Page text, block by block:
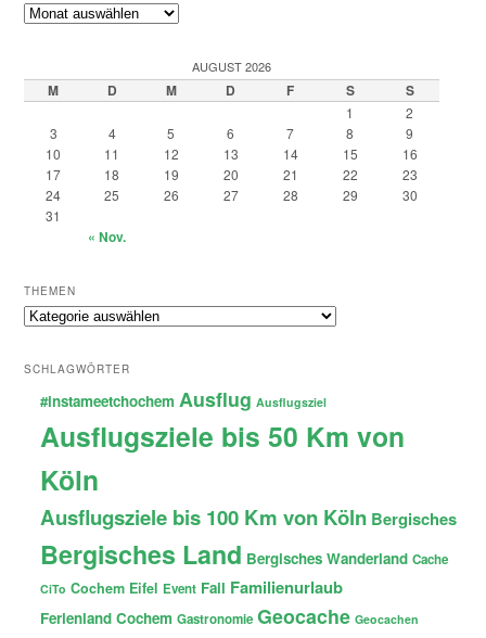
Archiv
AUGUST 2026
M D M D F S S
1
2
3
4 5 6 7 8
9
10
11 12 13 14 15
16
17
18 19 20 21 22
23
24
25 26 27 28 29
30
31
« Nov.
THEMEN
Themen
SCHLAGWÖRTER
#instameetchochem Ausflug Ausflugsziel
Ausflugsziele bis 50 Km von
Köln
Ausflugsziele bis 100 Km von Köln Bergisches
Bergisches Land Bergisches Wanderland Cache
CiTo Cochem Eifel Event Fail Familienurlaub
Ferienland Cochem Gastronomie Geocache Geocachen